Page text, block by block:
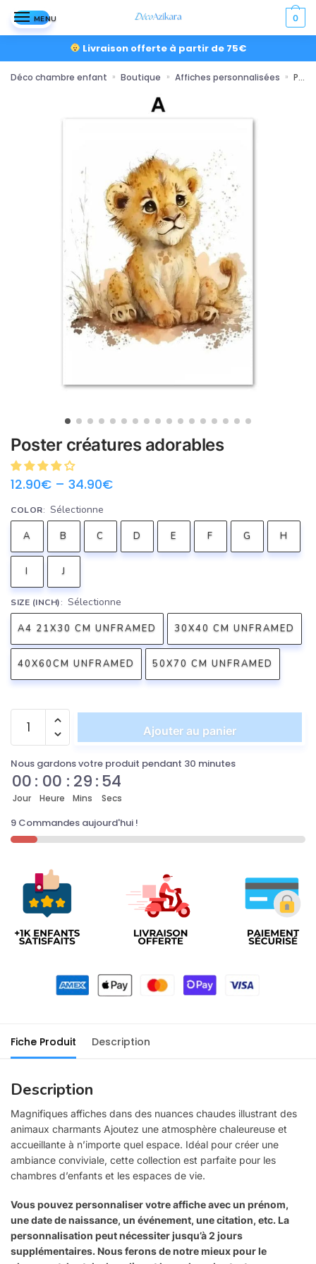
MENU 0
Livraison offerte à partir de 75€
Déco chambre enfant » Boutique » Affiches personnalisées » Poster créatures adorables
Poster créatures adorables
12.90€ – 34.90€
COLOR: Sélectionne
A B C D E F G H
I J
SIZE (INCH): Sélectionne
A4 21X30 CM UNFRAMED 30X40 CM UNFRAMED
40X60CM UNFRAMED 50X70 CM UNFRAMED
Ajouter au panier
Nous gardons votre produit pendant 30 minutes
00
Jour
: 00
Heure
: 29
Mins
:52
Secs
9 Commandes aujourd'hui !
Fiche Produit Description
Description
Magnifiques affiches dans des nuances chaudes illustrant des
animaux charmants Ajoutez une atmosphère chaleureuse et
accueillante à n’importe quel espace. Idéal pour créer une
ambiance conviviale, cette collection est parfaite pour les
chambres d’enfants et les espaces de vie.
Vous pouvez personnaliser votre affiche avec un prénom,
une date de naissance, un événement, une citation, etc. La
personnalisation peut nécessiter jusqu’à 2 jours
supplémentaires. Nous ferons de notre mieux pour le